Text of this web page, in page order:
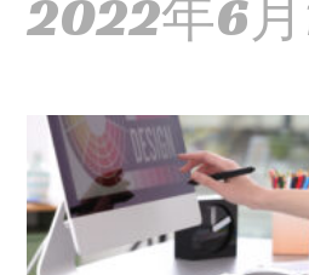
2022年6月